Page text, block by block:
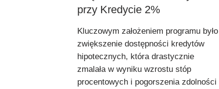
przy Kredycie 2%
Kluczowym założeniem programu było
zwiększenie dostępności kredytów
hipotecznych, która drastycznie
zmalała w wyniku wzrostu stóp
procentowych i pogorszenia zdolności